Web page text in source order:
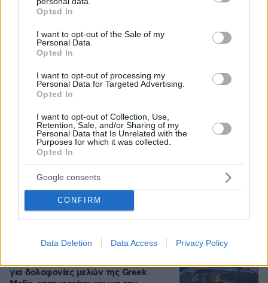
grant or deny consent to Google and its third-party tags to
use your data for below specified purposes in below Google
consent section.
Opted In
I want to opt-out of the Sale of my
Personal Data.
Opted In
I want to opt-out of processing my
Personal Data for Targeted Advertising.
Opted In
I want to opt-out of Collection, Use,
Retention, Sale, and/or Sharing of my
Personal Data that Is Unrelated with the
Purposes for which it was collected.
Opted In
Google consents
CONFIRM
Data Deletion Data Access Privacy Policy
Στο Α΄ Νεκροταφείο το μνημόσυνο για τον έναν
07.08.2026, 10:26
για δολοφονίες μελών της Greek